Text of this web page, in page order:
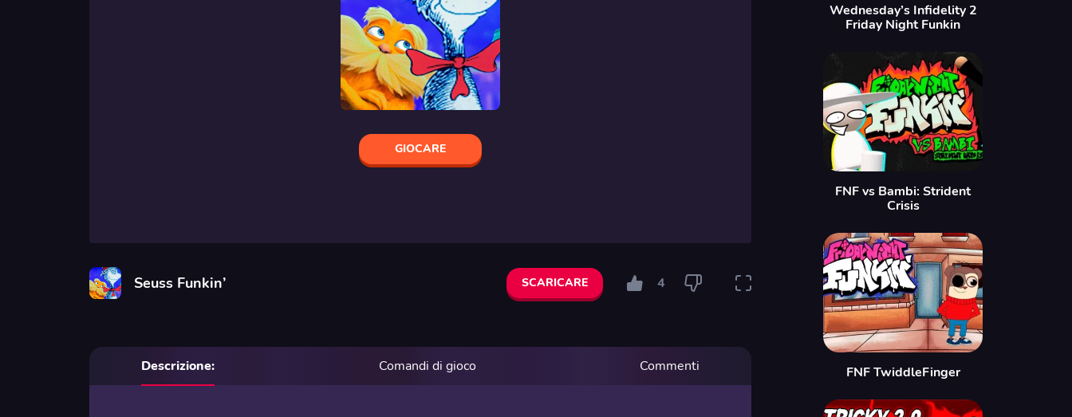
GIOCARE
Seuss Funkin’ SCARICARE 4
Descrizione: Comandi di gioco Commenti
Wednesday’s Infidelity 2
Friday Night Funkin
FNF vs Bambi: Strident
Crisis
FNF TwiddleFinger